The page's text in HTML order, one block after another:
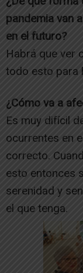
pandemia van
en el futuro?
Habrá que ver
todo esto para
¿Cómo va a
Es muy difícil
ocurrentes en
correcto.
esto entonces
serenidad y
el que tenga.